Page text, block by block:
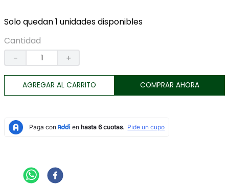
Solo quedan 1 unidades disponibles
Cantidad
＋
－
AGREGAR AL CARRITO COMPRAR AHORA